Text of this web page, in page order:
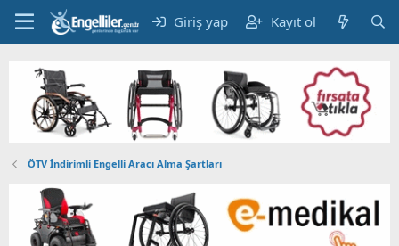
Giriş yap Kayıt ol
ÖTV İndirimli Engelli Aracı Alma Şartları